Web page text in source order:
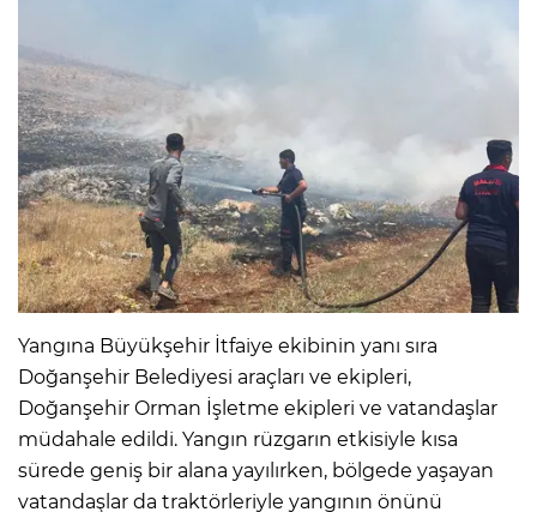
Yangına Büyükşehir İtfaiye ekibinin yanı sıra
Doğanşehir Belediyesi araçları ve ekipleri,
Doğanşehir Orman İşletme ekipleri ve vatandaşlar
müdahale edildi. Yangın rüzgarın etkisiyle kısa
sürede geniş bir alana yayılırken, bölgede yaşayan
vatandaşlar da traktörleriyle yangının önünü